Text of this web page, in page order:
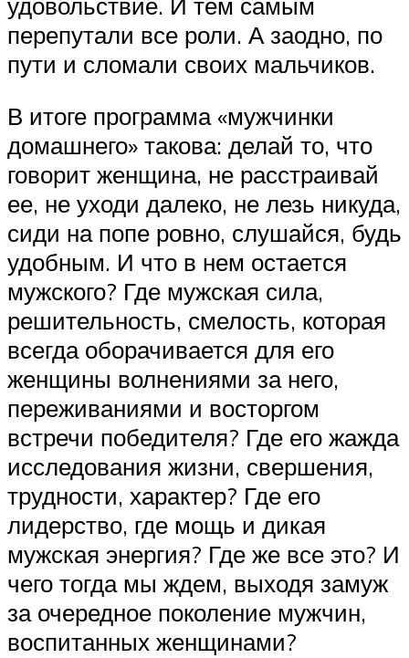
перепутали все роли. А заодно, по
пути и сломали своих мальчиков.
В итоге программа «мужчинки
домашнего» такова: делай то, что
говорит женщина, не расстраивай
ее, не уходи далеко, не лезь никуда,
сиди на попе ровно, слушайся, будь
удобным. И что в нем остается
мужского? Где мужская сила,
решительность, смелость, которая
всегда оборачивается для его
женщины волнениями за него,
переживаниями и восторгом
встречи победителя? Где его жажда
исследования жизни, свершения,
трудности, характер? Где его
лидерство, где мощь и дикая
мужская энергия? Где же все это? И
чего тогда мы ждем, выходя замуж
за очередное поколение мужчин,
воспитанных женщинами?